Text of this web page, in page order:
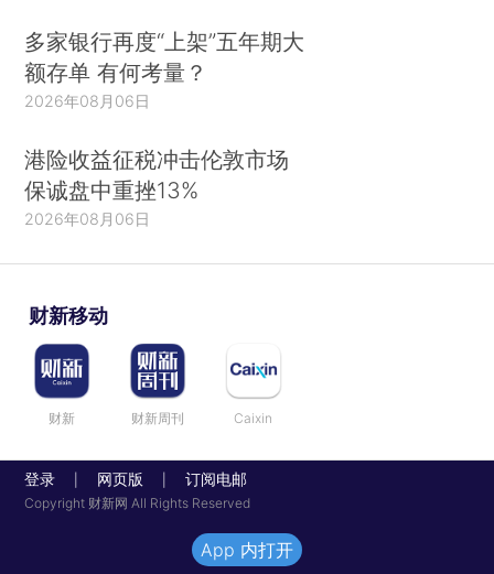
多家银行再度“上架”五年期大
额存单 有何考量？
2026年08月06日
港险收益征税冲击伦敦市场
保诚盘中重挫13%
2026年08月06日
财新移动
财新 财新周刊 Caixin
登录 网页版 订阅电邮
Copyright 财新网 All Rights Reserved
App 内打开